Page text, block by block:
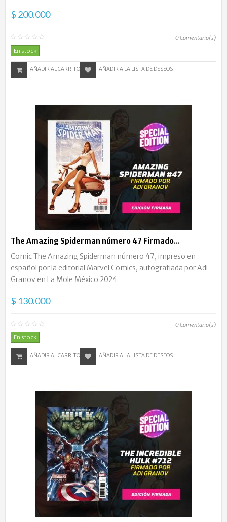
$ 200.000
0Comentario(s)
En stock
AÑADIR AL CARRITO AÑADIR A LA LISTA DE DESEOS
The Amazing Spiderman número 47 Firmado...
Comic The Amazing Spiderman número 47, impreso en
español por la editorial Marvel Comics, autografiada por Adi
Granov en La Mole México 2024.
$ 130.000
0Comentario(s)
En stock
AÑADIR AL CARRITO AÑADIR A LA LISTA DE DESEOS